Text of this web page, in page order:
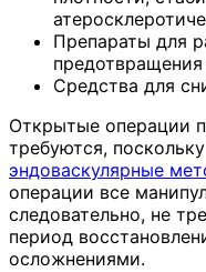
Препараты для
Средства для
Открытые операции
требуются,
эндоваскулярные
операции все
следовательно, не
период
осложнениями.